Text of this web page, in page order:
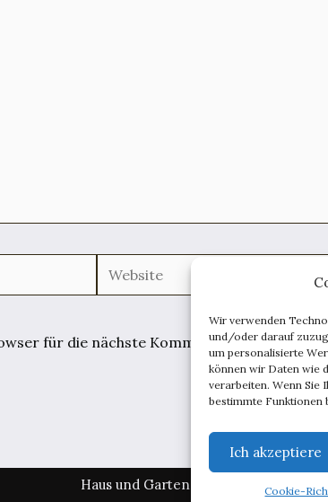
Wir verwenden
und/oder darauf
um personalisierte
können wir Daten wie
verarbeiten. Wenn Sie
bestimmte Funktionen
Ich akzeptiere
Cookie-
Website
für die nächste Kommentierung
Haus und Garten Lebensweise